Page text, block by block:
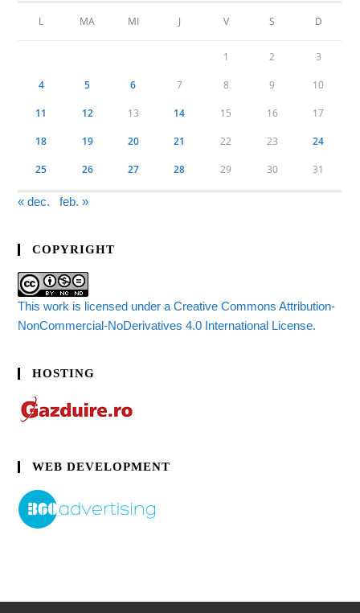
L MA MI J V S D
1 2 3
4 5 6 7 8 9 10
11 12 13 14 15 16 17
18 19 20 21 22 23 24
25 26 27 28 29 30 31
« dec. feb. »
COPYRIGHT
This work is licensed under a Creative Commons Attribution-
NonCommercial-NoDerivatives 4.0 International License.
HOSTING
WEB DEVELOPMENT